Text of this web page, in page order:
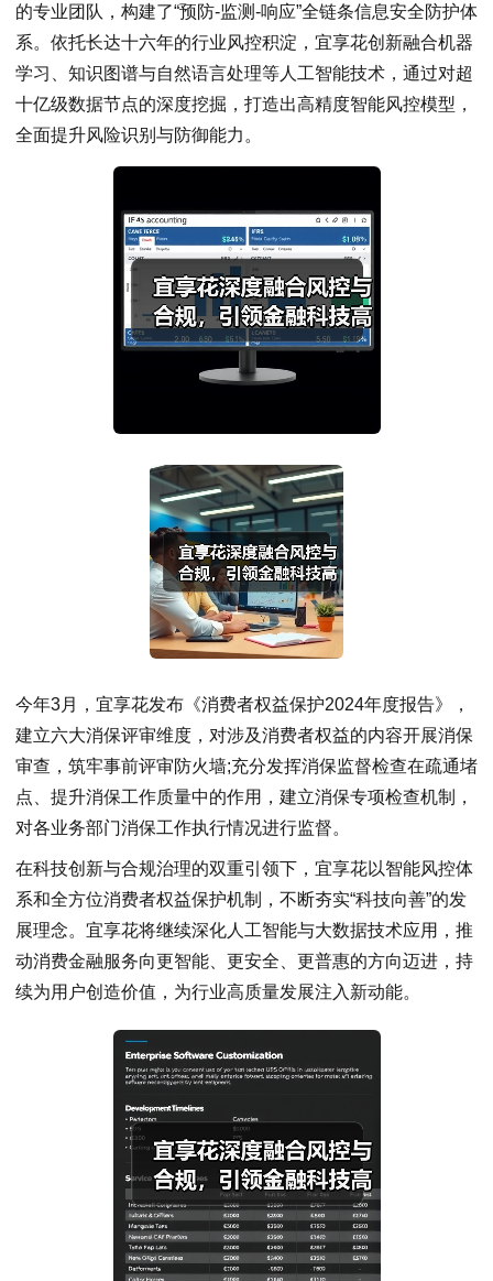
的专业团队，构建了“预防-监测-响应”全链条信息安全防护体
系。依托长达十六年的行业风控积淀，宜享花创新融合机器
学习、知识图谱与自然语言处理等人工智能技术，通过对超
十亿级数据节点的深度挖掘，打造出高精度智能风控模型，
全面提升风险识别与防御能力。
今年3月，宜享花发布《消费者权益保护2024年度报告》，
建立六大消保评审维度，对涉及消费者权益的内容开展消保
审查，筑牢事前评审防火墙;充分发挥消保监督检查在疏通堵
点、提升消保工作质量中的作用，建立消保专项检查机制，
对各业务部门消保工作执行情况进行监督。
在科技创新与合规治理的双重引领下，宜享花以智能风控体
系和全方位消费者权益保护机制，不断夯实“科技向善”的发
展理念。宜享花将继续深化人工智能与大数据技术应用，推
动消费金融服务向更智能、更安全、更普惠的方向迈进，持
续为用户创造价值，为行业高质量发展注入新动能。